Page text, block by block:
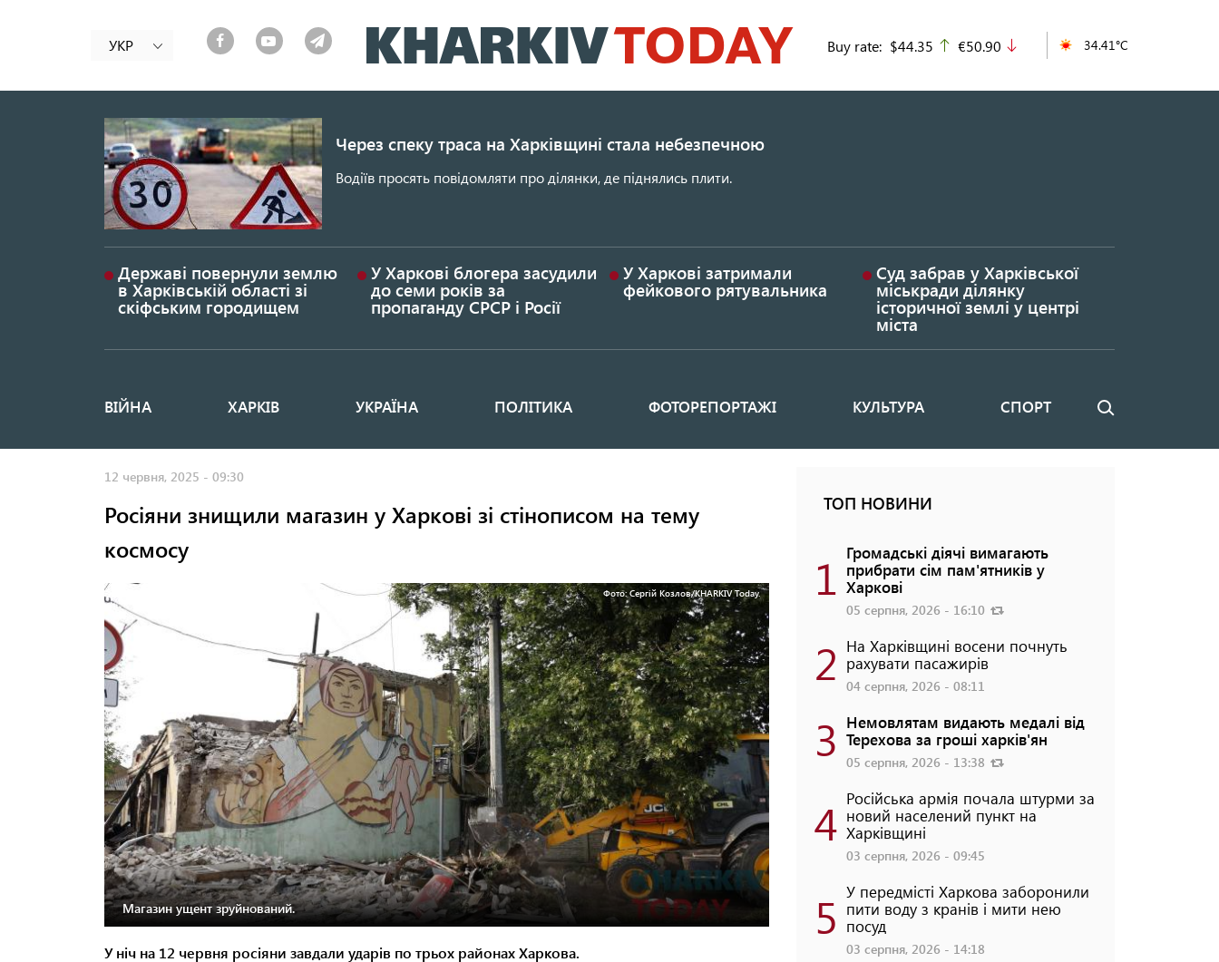
до
основного
УКР Buy rate: $44.35 up
€50.90 34.41°C
Через спеку траса на Харківщині стала небезпечною
Водіїв просять повідомляти про ділянки, де піднялись плити.
Державі повернули землю
в Харківській області зі
скіфським городищем
У Харкові блогера засудили
до семи років за
пропаганду СРСР і Росії
У Харкові затримали
фейкового рятувальника
Суд забрав у Харківської
міськради ділянку
історичної землі у центрі
міста
Основная
ВІЙНА ХАРКІВ УКРАЇНА ПОЛІТИКА ФОТОРЕПОРТАЖІ КУЛЬТУРА СПОРТ Пошук
12 червня, 2025 - 09:30
Росіяни знищили магазин у Харкові зі стінописом на тему
космосу
Фото: Сергій Козлов/KHARKIV Today.
Магазин ущент зруйнований.
У ніч на 12 червня росіяни завдали ударів по трьох районах Харкова.
ТОП НОВИНИ
1 Громадські діячі вимагають
прибрати сім пам'ятників у
Харкові
05 серпня, 2026 - 16:10
2 На Харківщині восени почнуть
рахувати пасажирів
04 серпня, 2026 - 08:11
3 Немовлятам видають медалі від
Терехова за гроші харків'ян
05 серпня, 2026 - 13:38
4 Російська армія почала штурми за
новий населений пункт на
Харківщині
03 серпня, 2026 - 09:45
5 У передмісті Харкова заборонили
пити воду з кранів і мити нею
посуд
03 серпня, 2026 - 14:18